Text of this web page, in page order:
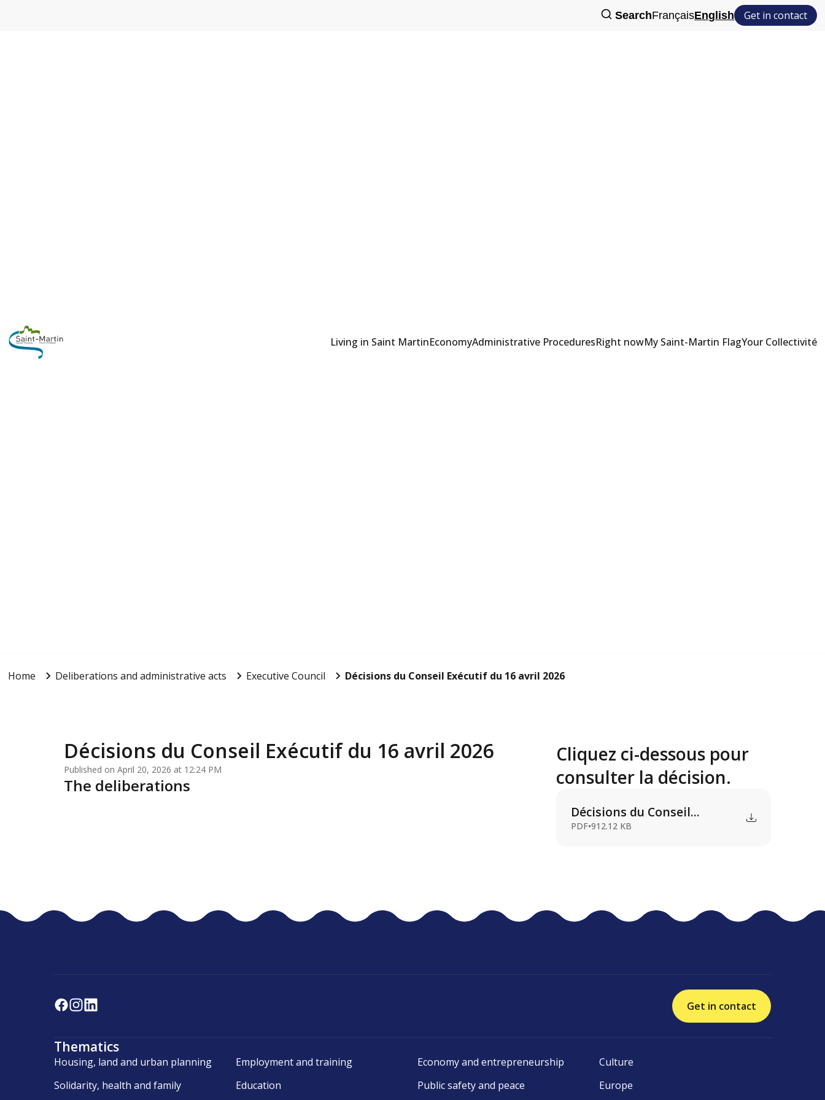
SearchFrançaisEnglish Get in contact
Living in Saint MartinEconomyAdministrative ProceduresRight nowMy Saint-Martin FlagYour Collectivité
Home Deliberations and administrative acts Executive Council Décisions du Conseil Exécutif du 16 avril 2026
Décisions du Conseil Exécutif du 16 avril 2026
Published on April 20, 2026 at 12:24 PM
The deliberations
Cliquez ci-dessous pour
consulter la décision.
Décisions du Conseil...
PDF•912.12 KB
Get in contact
Thematics
Housing, land and urban planning Employment and training Economy and entrepreneurship
Culture
Solidarity, health and family
Education Public safety and peace Europe